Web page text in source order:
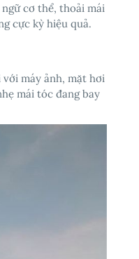
cơ thể, thoải mái
cực kỳ hiệu quả.
máy ảnh, mặt hơi
mái tóc đang bay